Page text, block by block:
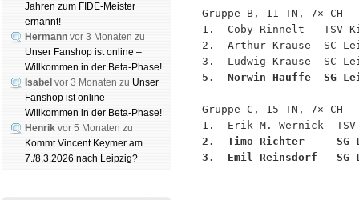
Jahren zum FIDE-Meister
ernannt!
Hermann vor 3 Monaten zu
Unser Fanshop ist online –
Willkommen in der Beta-Phase!
Isabel vor 3 Monaten zu Unser
Fanshop ist online –
Willkommen in der Beta-Phase!
Henrik vor 5 Monaten zu
Kommt Vincent Keymer am
7./8.3.2026 nach Leipzig?
Gruppe B, 11 TN, 7× CH
1.  Coby Rinnelt
2.  Arthur Krause  SC
5.  Norwin Hauffe  SG
Gruppe C, 15 TN, 7× CH
2.  Timo Richter
3.  Emil Reinsdorf